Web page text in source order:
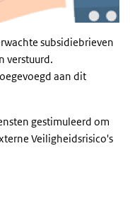
subsidiebrieven
verstuurd.
aan dit
gestimuleerd om
Veiligheidsrisico's